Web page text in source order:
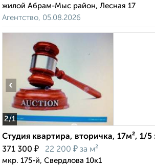
жилой Абрам-Мыс район, Лесная 17
Агентство, 05.08.2026
2/1
‹
Студия квартира, вторичка, 17м², 1/5
371 300 ₽ 22 200 ₽ за м²
мкр. 175-й, Свердлова 10к1